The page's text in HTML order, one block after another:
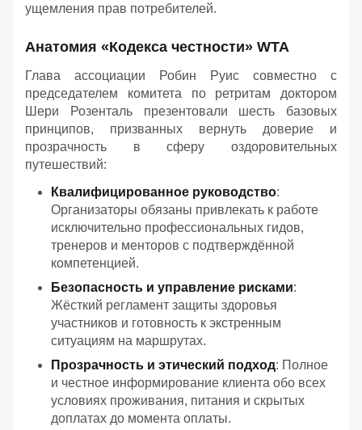
ущемления прав потребителей.
Анатомия «Кодекса честности» WTA
Глава ассоциации Робин Руис совместно с
председателем комитета по ретритам доктором
Шери Розенталь презентовали шесть базовых
принципов, призванных вернуть доверие и
прозрачность в сферу оздоровительных
путешествий:
Квалифицированное руководство:
Организаторы обязаны привлекать к работе
исключительно профессиональных гидов,
тренеров и менторов с подтверждённой
компетенцией.
Безопасность и управление рисками:
Жёсткий регламент защиты здоровья
участников и готовность к экстренным
ситуациям на маршрутах.
Прозрачность и этический подход: Полное
и честное информирование клиента обо всех
условиях проживания, питания и скрытых
доплатах до момента оплаты.